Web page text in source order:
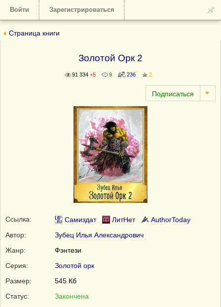
Войти Зарегистрироваться
Страница книги
Золотой Орк 2
91 334 +5 9 236 2
Ссылка: Самиздат ЛитНет
AuthorToday
Автор:
Зубец Илья Александрович
Жанр:
Фэнтези
Серия:
Золотой орк
Размер:
545 Кб
Статус:
Закончена